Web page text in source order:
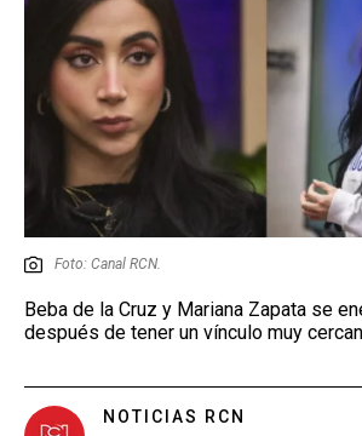
Foto: Canal RCN.
Beba de la Cruz y Mariana Zapata se
después de tener un vínculo muy
NOTICIAS RCN